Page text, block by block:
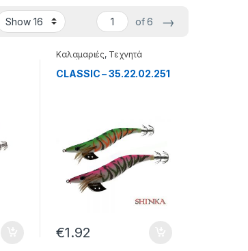
of 6 →
Καλαμαριές, Τεχνητά
δολώματα
CLASSIC – 35.22.02.251
€1.92